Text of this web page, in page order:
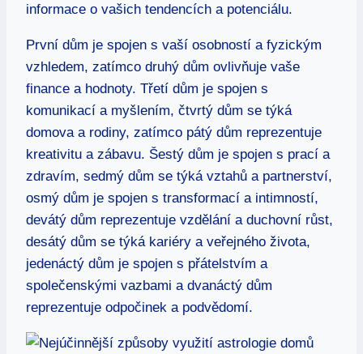
informace o vašich ⁣tendencích a potenciálu.
První​ dům je spojen s vaší‍ osobností ‌a ⁢fyzickým
vzhledem, zatímco druhý dům ovlivňuje vaše
finance a hodnoty. ​Třetí dům je spojen s
komunikací a myšlením, ‍čtvrtý dům se týká
domova a rodiny, zatímco​ pátý⁤ dům reprezentuje⁢
kreativitu ​a zábavu. Šestý dům je spojen s prací a
zdravím, sedmý dům se týká ‌vztahů ⁤a partnerství,
⁤osmý dům je spojen s transformací a ​intimností,
devátý dům reprezentuje ​vzdělání a duchovní‍ růst,
desátý ‍dům se týká kariéry a veřejného⁣ života,
jedenáctý dům je spojen s‌ přátelstvím a
‌společenskými vazbami⁣ a dvanáctý ​dům
⁣reprezentuje odpočinek a⁤ podvědomí.